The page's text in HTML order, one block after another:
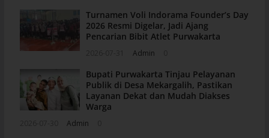
Turnamen Voli Indorama Founder’s Day
2026 Resmi Digelar, Jadi Ajang
Pencarian Bibit Atlet Purwakarta
Admin
Bupati Purwakarta Tinjau Pelayanan
Publik di Desa Mekargalih, Pastikan
Layanan Dekat dan Mudah Diakses
Warga
Admin